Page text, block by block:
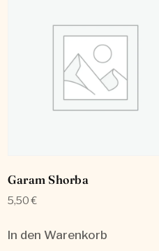
Garam Shorba
5,50€
In den Warenkorb